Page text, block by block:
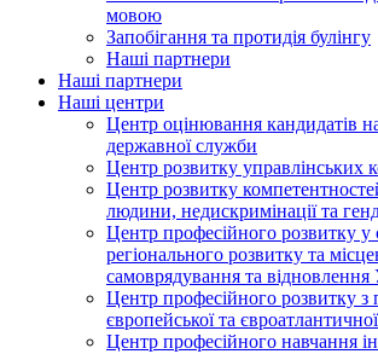
мовою
Запобігання та протидія булінгу
Наші партнери
Наші партнери
Наші центри
Центр оцінювання кандидатів
державної служби
Центр розвитку управлінських
Центр розвитку
людини, недискримінації та
Центр професійного розвитку у
регіонального розвитку та
самоврядування та відновлення
Центр професійного розвитку з
європейської та євроатлантичної
Центр професійного навчання